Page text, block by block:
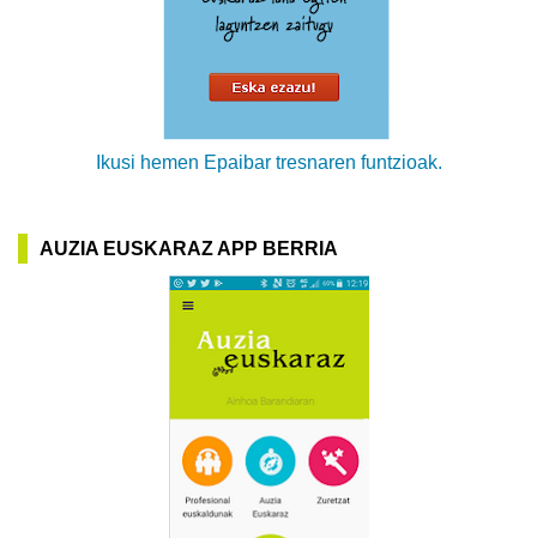
Ikusi hemen Epaibar tresnaren funtzioak.
AUZIA EUSKARAZ APP BERRIA